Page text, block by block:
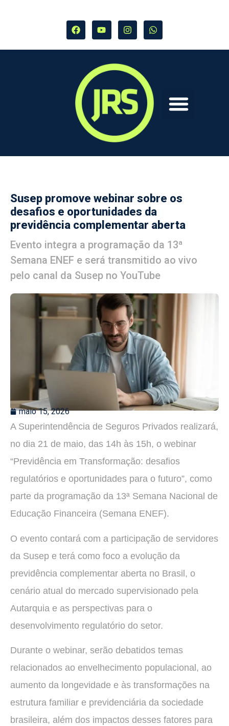
Susep promove webinar sobre os
desafios e oportunidades da
previdência complementar aberta
Evento integra a programação da 13ª
Semana ENEF e será transmitido ao vivo
pelo canal da Susep no YouTube
maio 15, 2026
A Superintendência de Seguros Privados realizará,
no dia 21 de maio, das 14h às 15h, o webinar
“Previdência em Transformação: desafios
regulatórios e oportunidades para o futuro”, como
parte da programação da 13ª Semana Nacional de
Educação Financeira (Semana ENEF).
O evento contará com a participação de servidores
da Susep e terá como foco a evolução da
previdência complementar aberta no Brasil, o
cenário atual do mercado supervisionado pela
Autarquia e as perspectivas para o
desenvolvimento regulatório do setor.
Durante o webinar, serão debatidos temas
relacionados ao envelhecimento populacional, ao
aumento da longevidade e às transformações na
estrutura familiar e previdenciária da sociedade
brasileira, além dos impactos desses fatores para